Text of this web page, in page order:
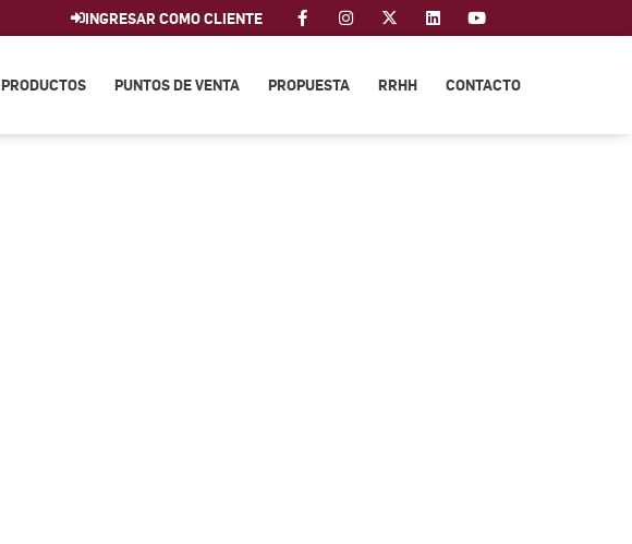
INGRESAR COMO CLIENTE
PRODUCTOS PUNTOS DE VENTA PROPUESTA RRHH CONTACTO